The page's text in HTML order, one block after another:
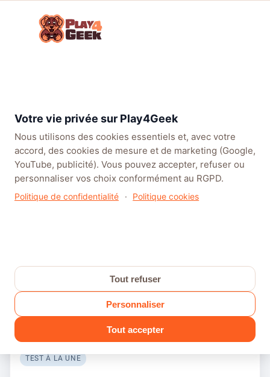
Tests Play4Geek des jeux vidéo et du matériel
gaming.
Tous Jeux vidéo Matériel
TEST À LA UNE
Votre vie privée sur Play4Geek
Nous utilisons des cookies essentiels et, avec votre
accord, des cookies de mesure et de marketing (Google,
YouTube, publicité). Vous pouvez accepter, refuser ou
personnaliser vos choix conformément au RGPD.
Politique de confidentialité · Politique cookies
Tout refuser
Personnaliser
Tout accepter